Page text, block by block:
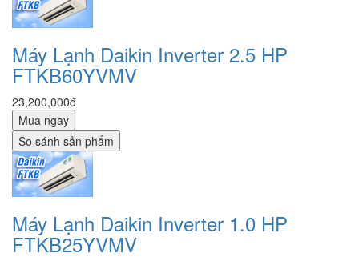
Máy Lạnh Daikin Inverter 2.5 HP
FTKB60YVMV
23,200,000đ
Mua ngay
So sánh sản phẩm
Máy Lạnh Daikin Inverter 1.0 HP
FTKB25YVMV